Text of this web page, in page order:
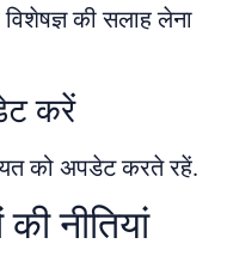
की सलाह लेना
करें
को अपडेट करते रहें.
नीतियां